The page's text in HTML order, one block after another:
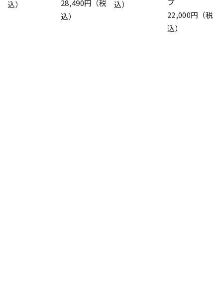
込）
28,490円（税
込）
込）
22,000円（税
込）